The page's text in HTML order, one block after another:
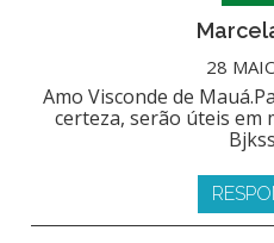
28
Amo Visconde de
certeza, serão úteis em